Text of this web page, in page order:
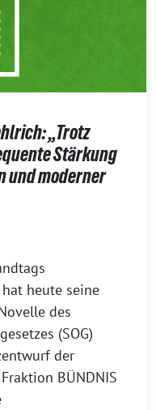
„Trotz
Stärkung
und moderner
heute seine
des
(SOG)
der
BÜNDNIS